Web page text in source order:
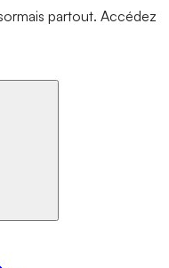
partout. Accédez